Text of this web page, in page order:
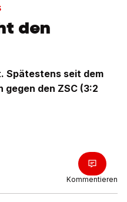
den
Spätestens seit dem
den ZSC (3:2
Kommentieren